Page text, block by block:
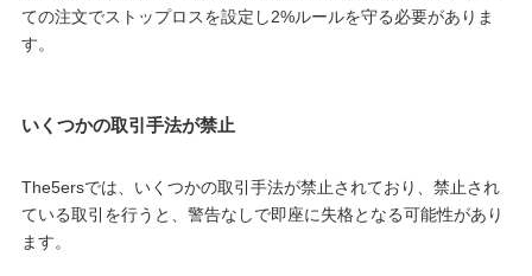
ての注文でストップロスを設定し2%ルールを守る必要がありま
す。
いくつかの取引手法が禁止
The5ersでは、いくつかの取引手法が禁止されており、禁止され
ている取引を行うと、警告なしで即座に失格となる可能性があり
ます。